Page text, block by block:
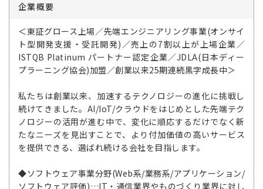
企業概要
＜東証グロース上場／先端エンジニアリング事業(オンサイ
ト型開発支援・受託開発)／売上の7割以上が上場企業／
ISTQB Platinum パートナー認定企業／JDLA(日本ディー
プラーニング協会)加盟／創業以来25期連続黒字成長中＞
私たちは創業以来、加速するテクノロジーの進化に挑戦し
続けてきました。AI/IoT/クラウドをはじめとした先端テク
ノロジーの活用が進む中で、変化に順応するだけでなく新
たなニーズを見出すことで、より付加価値の高いサービス
を提供できる、選ばれ続ける会社を目指します。
◆ソフトウェア事業分野(Web系/業務系/アプリケーション/
ソフトウェア評価)…IT・通信業界やものづくり業界に対し